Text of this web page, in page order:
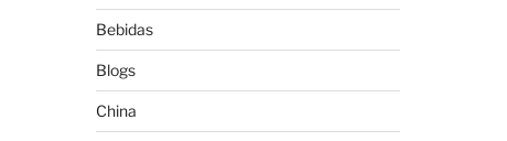
Bebidas
Blogs
China